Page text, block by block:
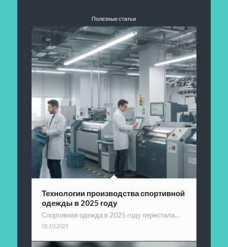
Полезные статьи
Технологии производства спортивной
одежды в 2025 году
Спортивная одежда в 2025 году перестала…
01.10.2025